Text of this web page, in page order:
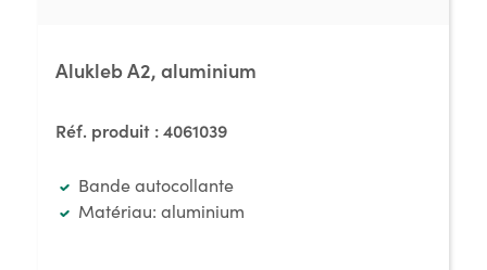
Alukleb A2, aluminium
Réf. produit :4061039
Bande autocollante
Matériau: aluminium